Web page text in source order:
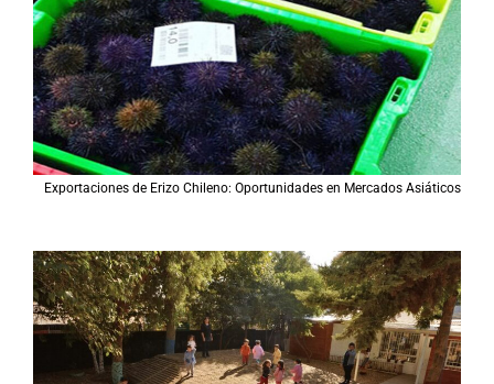
Exportaciones de Erizo Chileno: Oportunidades en Mercados Asiáticos